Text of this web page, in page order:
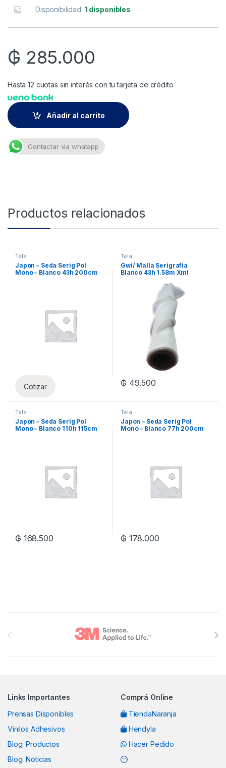
Disponibilidad: 1 disponibles
₲ 285.000
Hasta 12 cuotas sin interés con tu tarjeta de crédito
Añadir al carrito
Contactar via whatapp
Productos relacionados
Tela
Japon – Seda Serig Pol
Mono – Blanco 43h 200cm
Cotizar
Tela
Gwi/ Malla Serigrafia
Blanco 43h 1.58m Xml
₲ 49.500
Tela
Japon – Seda Serig Pol
Mono – Blanco 110h 115cm
₲ 168.500
Tela
Japon – Seda Serig Pol
Mono – Blanco 77h 200cm
₲ 178.000
Links Importantes
Prensas Disponibles
Vinilos Adhesivos
Blog: Productos
Blog: Noticias
Comprá Online
TiendaNaranja
Hendyla
Hacer Pedido